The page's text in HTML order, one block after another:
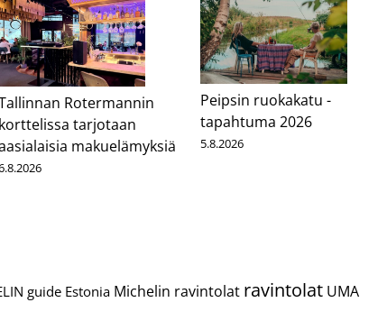
Rotermannin
korttelissa tarjotaan
makuelämyksiä
Peipsin ruokakatu -
tapahtuma 2026
5.8.2026
guide Estonia Michelin ravintolat ravintolat UMA